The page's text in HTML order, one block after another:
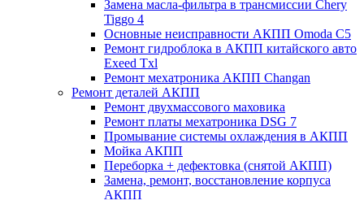
Замена масла-фильтра в трансмиссии Chery
Tiggo 4
Основные неисправности АКПП Omoda C5
Ремонт гидроблока в АКПП китайского авто
Exeed Txl
Ремонт мехатроника АКПП Changan
Ремонт деталей АКПП
Ремонт двухмассового маховика
Ремонт платы мехатроника DSG 7
Промывание системы охлаждения в АКПП
Мойка АКПП
Переборка + дефектовка (снятой АКПП)
Замена, ремонт, восстановление корпуса
АКПП